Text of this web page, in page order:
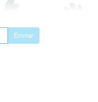
Enviar